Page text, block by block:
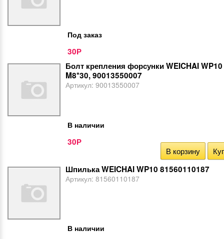
Под заказ
30Р
Болт крепления форсунки WEICHAI
M8*30, 90013550007
Артикул: 90013550007
В наличии
30Р
В корзину
Шпилька WEICHAI WP10 81560110187
Артикул: 81560110187
В наличии